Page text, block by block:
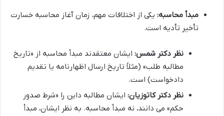
مبدأ محاسبه: یکی از اختلافات مهم، زمان آغاز محاسبه خسارت
تأخیر تأدیه است.
نظر دکتر شمس: ایشان معتقدند مبدأ محاسبه از «تاریخ
مطالبه طلب» (مثلاً تاریخ ارسال اظهارنامه یا تقدیم
دادخواست) است.
نظر دکتر کاتوزیان: ایشان مطالبه داین را «شرط صدور
حکم» می دانند، نه مبدأ محاسبه. به نظر ایشان، مبدأ